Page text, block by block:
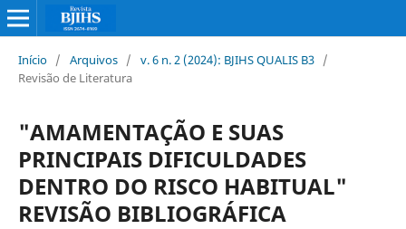
Início / Arquivos / v. 6 n. 2 (2024): BJIHS QUALIS B3 /
Revisão de Literatura
"AMAMENTAÇÃO E SUAS
PRINCIPAIS DIFICULDADES
DENTRO DO RISCO HABITUAL"
REVISÃO BIBLIOGRÁFICA